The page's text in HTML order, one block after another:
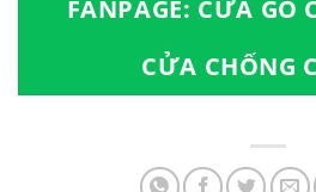
FANPAGE: CỬA GỖ
CỬA CHỐNG